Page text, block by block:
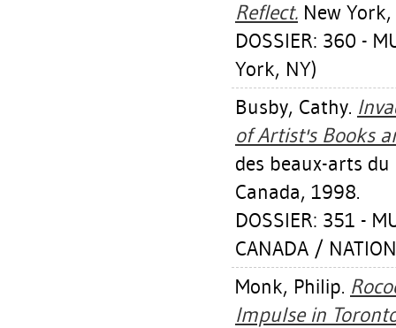
Reflect. New
DOSSIER: 360 -
York, NY)
Busby, Cathy.
of Artist's Books
des beaux-arts
Canada, 1998.
DOSSIER: 351 -
CANADA /
Monk, Philip.
Impulse in